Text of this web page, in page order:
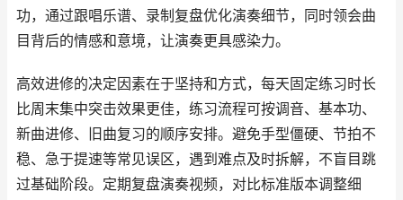
功，通过跟唱乐谱、录制复盘优化演奏细节，同时领会曲
目背后的情感和意境，让演奏更具感染力。
高效进修的决定因素在于坚持和方式，每天固定练习时长
比周末集中突击效果更佳，练习流程可按调音、基本功、
新曲进修、旧曲复习的顺序安排。避免手型僵硬、节拍不
稳、急于提速等常见误区，遇到难点及时拆解，不盲目跳
过基础阶段。定期复盘演奏视频，对比标准版本调整细